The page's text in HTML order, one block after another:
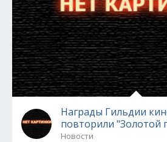
Награды Гильдии
повторили "Золотой
Новости